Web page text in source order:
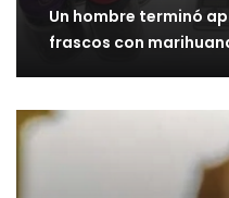
Un hombre terminó
frascos con